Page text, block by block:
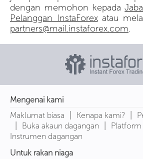
dengan memohon kepada
Pelanggan InstaForexatau
partners@mail.instaforex.com.
Mengenai kami
Maklumat biasa
| Kenapa kami? |
| Buka akaun dagangan | Platform
Instrumen dagangan
Untuk rakan niaga